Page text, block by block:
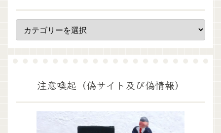
注意喚起（偽サイト及び偽情報）